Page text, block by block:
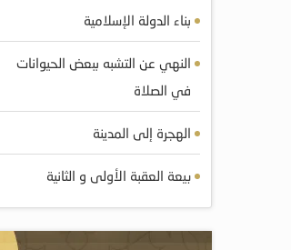
بناء الدولة الإسلامية
النهي عن التشبه ببعض الحيوانات
في الصلاة
الهجرة إلى المدينة
بيعة العقبة الأولى و الثانية